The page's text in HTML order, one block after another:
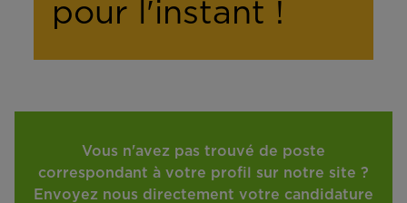
pour l'instant !
Vous n'avez pas trouvé de poste
correspondant à votre profil sur notre site ?
Envoyez nous directement votre candidature